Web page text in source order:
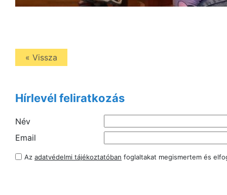
« Vissza
Hírlevél feliratkozás
Név
Email
Az adatvédelmi tájékoztatóban foglaltakat megismertem és